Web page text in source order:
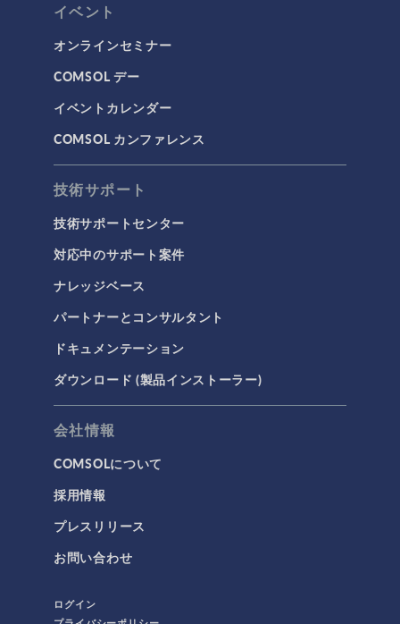
イベント
オンラインセミナー
COMSOL デー
イベントカレンダー
COMSOL カンファレンス
技術サポート
技術サポートセンター
対応中のサポート案件
ナレッジベース
パートナーとコンサルタント
ドキュメンテーション
ダウンロード (製品インストーラー)
会社情報
COMSOLについて
採用情報
プレスリリース
お問い合わせ
ログイン